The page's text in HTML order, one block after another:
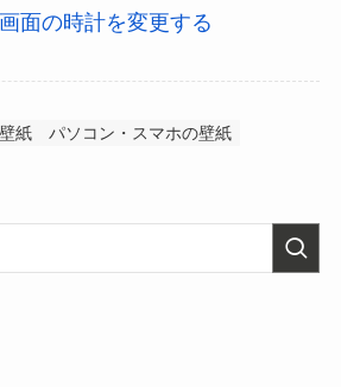
面の時計を変更する
紙 パソコン・スマホの壁紙